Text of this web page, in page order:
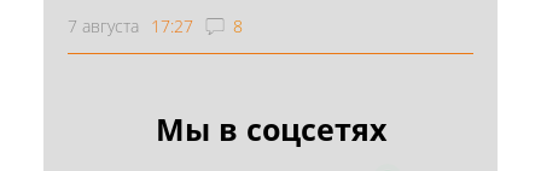
7 августа 17:27 8
Мы в соцсетях